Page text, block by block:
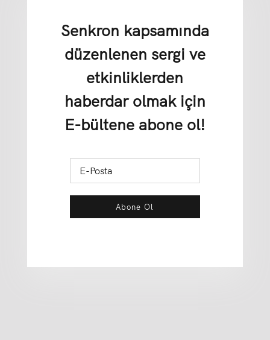
Senkron kapsamında
düzenlenen sergi ve
etkinliklerden
haberdar olmak için
E-bültene abone ol!
Abone Ol